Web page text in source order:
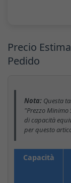
Precio
Pedido
Nota: Questa
"Prezzo
di capacità
per questo
Capacità